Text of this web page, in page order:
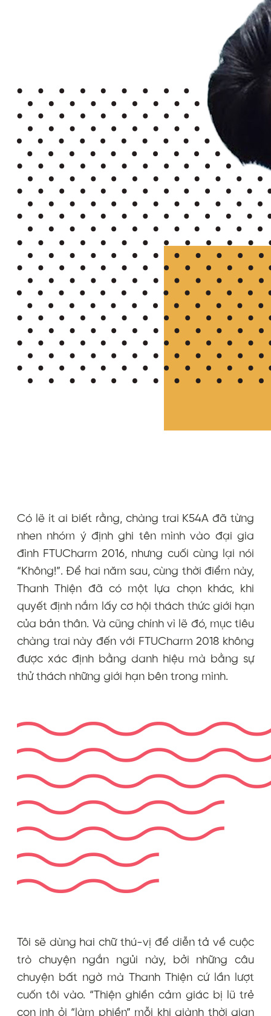
Có lẽ ít ai biết rằng, chàng trai K54A đã từng
nhen nhóm ý định ghi tên mình vào đại gia
đình FTUCharm 2016, nhưng cuối cùng lại nói
“Không!”. Để hai năm sau, cùng thời điểm này,
Thanh Thiện đã có một lựa chọn khác, khi
quyết định nắm lấy cơ hội thách thức giới hạn
của bản thân. Và cũng chính vì lẽ đó, mục tiêu
chàng trai này đến với FTUCharm 2018 không
được xác định bằng danh hiệu mà bằng sự
thử thách những giới hạn bên trong mình.
Tôi sẽ dùng hai chữ thú-vị để diễn tả về cuộc
trò chuyện ngắn ngủi này, bởi những câu
chuyện bất ngờ mà Thanh Thiện cứ lần lượt
cuốn tôi vào. “Thiện ghiền cảm giác bị lũ trẻ
con inh ỏi “làm phiền” mỗi khi giành thời gian